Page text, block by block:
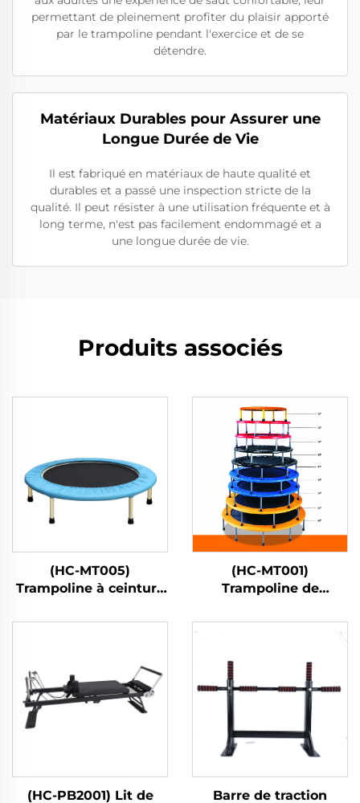
permettant de pleinement profiter du plaisir apporté
par le trampoline pendant l'exercice et de se
détendre.
Matériaux Durables pour Assurer une
Longue Durée de Vie
Il est fabriqué en matériaux de haute qualité et
durables et a passé une inspection stricte de la
qualité. Il peut résister à une utilisation fréquente et à
long terme, n'est pas facilement endommagé et a
une longue durée de vie.
Produits associés
(HC-MT005)
Trampoline à ceinture
(HC-MT001)
Trampoline de
(HC-PB2001) Lit de Barre de traction